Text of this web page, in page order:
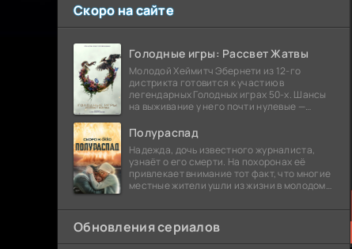
Скоро на сайте
Голодные игры: Рассвет Жатвы
Молодой Хеймитч Эбернети из 12-го
дистрикта готовится к участию в
легендарных Голодных играх 50-х. Шансы
на выживание у него почти нулевые —
победу еще сорок
Полураспад
Надежда, дочь известного журналиста,
узнаёт о его смерти. На похоронах её
привлекает внимание тот факт, что многие
местные жители ушли из жизни в молодом
бомбы
Обновления сериалов